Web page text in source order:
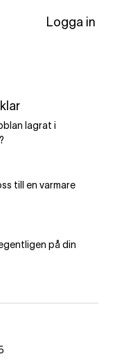
Logga in
lagrat i
till en varmare
på din